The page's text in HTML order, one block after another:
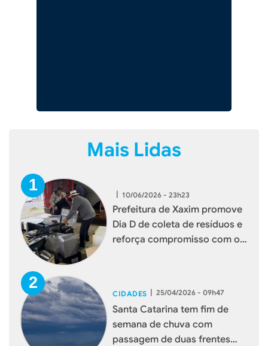
Mais Lidas
| 10/06/2026 - 23h23
Prefeitura de Xaxim promove
Dia D de coleta de resíduos e
reforça compromisso com o
CIDADES | 25/04/2026 - 09h47
Santa Catarina tem fim de
semana de chuva com
passagem de duas frentes